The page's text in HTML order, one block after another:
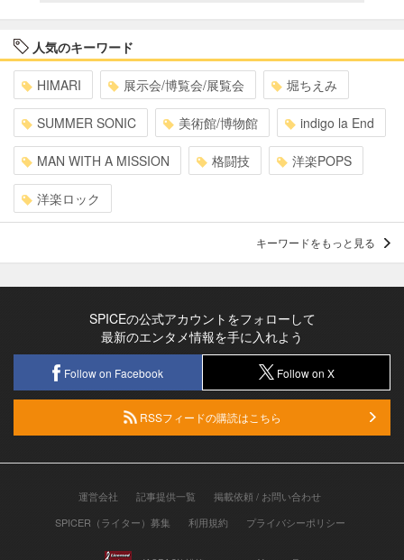
人気のキーワード
HIMARI 展示会/博覧会/展覧会 堀ちえみ
SUMMER SONIC 美術館/博物館 indigo la End
MAN WITH A MISSION 格闘技 洋楽POPS
洋楽ロック
キーワードをもっと見る
SPICEの公式アカウントをフォローして
最新のエンタメ情報を手に入れよう
Follow on Facebook Follow on X
RSSフィードの購読はこちら
運営会社 記事提供一覧
掲載依頼 / お問い合わせ
SPICER（ライター）募集
利用規約 プライバシーポリシー